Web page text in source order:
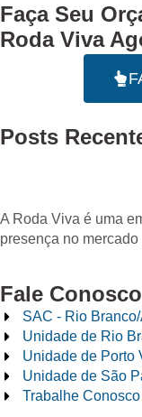
Faça Seu
Roda Viva
Posts
A Roda Viva é uma
presença no
Fale Conosco
SAC - Rio
Unidade de Rio
Unidade de Porto
Unidade de São
Trabalhe Conosco